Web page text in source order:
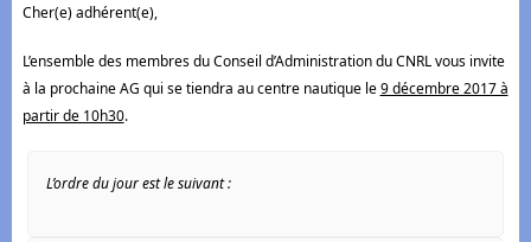
Cher(e) adhérent(e),
L’ensemble des membres du Conseil d’Administration du CNRL vous invite
à la prochaine AG qui se tiendra au centre nautique le 9 décembre 2017 à
partir de 10h30.
L’ordre du jourestle suivant :